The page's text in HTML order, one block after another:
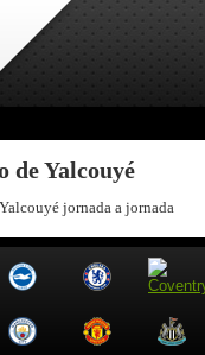
de Yalcouyé
jornada a jornada